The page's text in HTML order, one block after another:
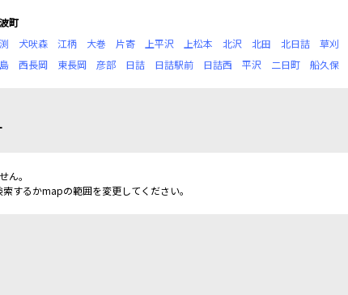
町
犬吠森 江柄 大巻 片寄 上平沢 上松本 北沢 北田 北日詰 草刈
西長岡 東長岡 彦部 日詰 日詰駅前 日詰西 平沢 二日町 船久保
ん。
するかmapの範囲を変更してください。